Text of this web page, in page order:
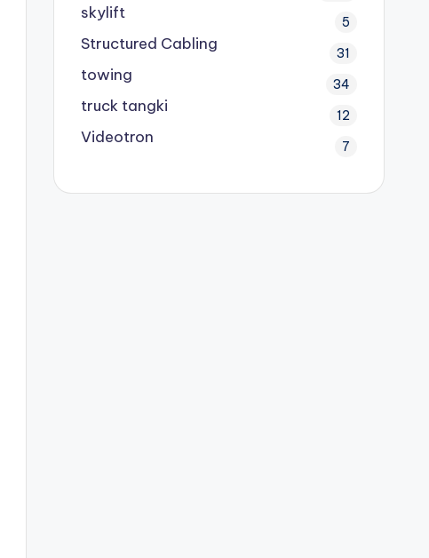
skylift 5
Structured Cabling 31
towing 34
truck tangki 12
Videotron 7